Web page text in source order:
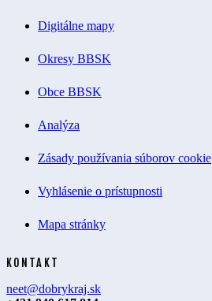
Digitálne mapy
Okresy BBSK
Obce BBSK
Analýza
Zásady používania súborov cookie
Vyhlásenie o prístupnosti
Mapa stránky
KONTAKT
neet@dobrykraj.sk